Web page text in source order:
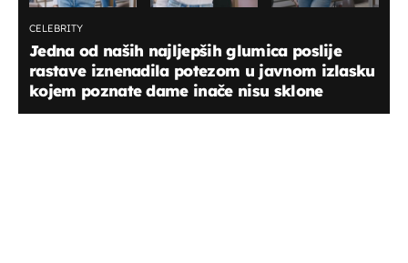
CELEBRITY
Jedna od naših najljepših glumica poslije
rastave iznenadila potezom u javnom izlasku
kojem poznate dame inače nisu sklone